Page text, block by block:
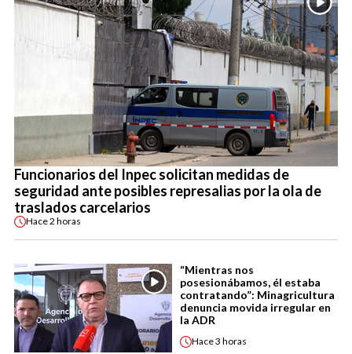
Funcionarios del Inpec solicitan medidas de
seguridad ante posibles represalias por la ola de
traslados carcelarios
Hace2 horas
“Mientras nos
posesionábamos, él estaba
contratando”: Minagricultura
denuncia movida irregular en
la ADR
Hace3 horas